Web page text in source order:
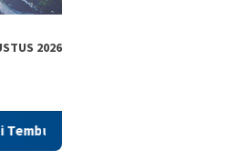
2026
Buktikan Modernisasi Pertanian